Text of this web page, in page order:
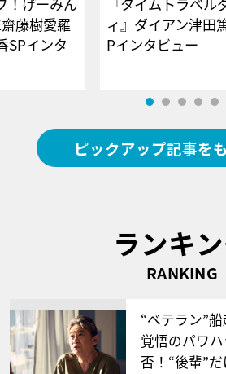
藤樹愛羅
SPインタ
ィ』ダイアン津田
Pインタビ
ピックアップ記事を
ランキ
RANKING
“ベテラン”
覚悟のパワ
否！“後輩”